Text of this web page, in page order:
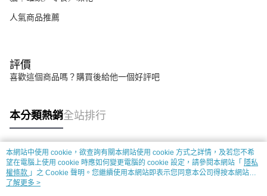
人氣商品推薦
評價
喜歡這個商品嗎？購買後給他一個好評吧
本分類熱銷全站排行
熱門標籤
本網站中使用 cookie，欲查詢有關本網站使用 cookie 方式之詳情，及若您不希
望在電腦上使用 cookie 時應如何變更電腦的 cookie 設定，請參閱本網站「 隱私
權條款 」之 Cookie 聲明。您繼續使用本網站即表示您同意本公司得按本網站使
用條款之 Cookie 聲明使用 cookie。
了解更多 >